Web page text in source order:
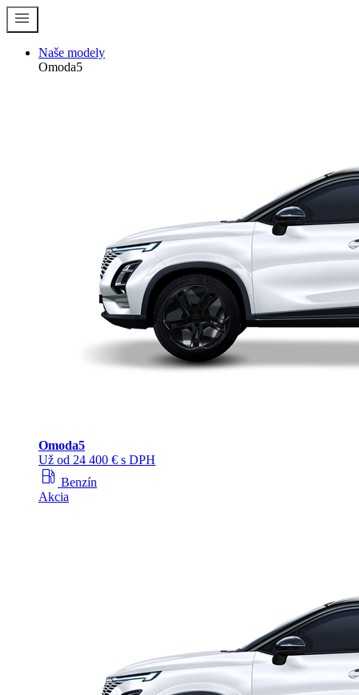
menu
Naše modely
Omoda5
Omoda5
Už od 24 400 € s DPH
local_gas_station Benzín
Akcia